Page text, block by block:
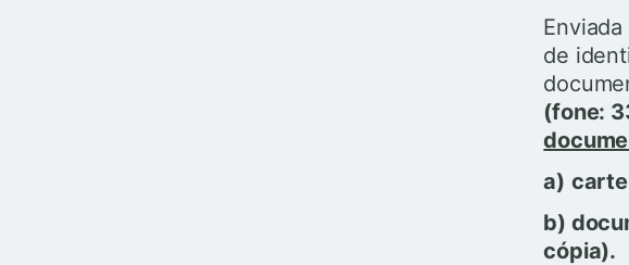
de
(fone:
a)
b)
cópia).